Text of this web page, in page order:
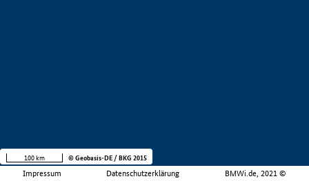
Impressum Datenschutzerklärung BMWi.de, 2021 ©
100 km © Geobasis-DE / BKG 2015